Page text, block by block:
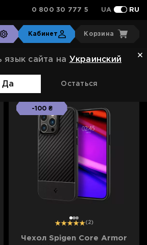
0 800 30 777 5 UA RU
Кабинет Корзина
язык сайта на Украинский
Да Остаться
Сортировка: Стандартная
12 3
-100 ₴
(2)
Чехол Spigen Core Armor